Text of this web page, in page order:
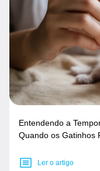
Entendendo a
Quando os Gatinhos
Ler o artigo